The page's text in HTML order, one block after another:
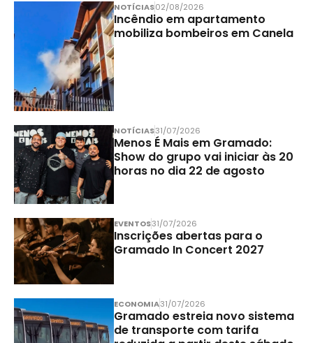
NOTÍCIAS02/08/2026
Incêndio em apartamento
mobiliza bombeiros em Canela
NOTÍCIAS31/07/2026
Menos É Mais em Gramado:
Show do grupo vai iniciar às 20
horas no dia 22 de agosto
EVENTOS31/07/2026
Inscrições abertas para o
Gramado In Concert 2027
ECONOMIA31/07/2026
Gramado estreia novo sistema
de transporte com tarifa